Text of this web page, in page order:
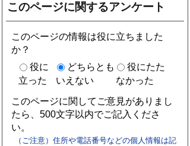
このページに関するアンケート
このページの情報は役に立ちました
か？
役に
立った
どちらとも
いえない
役にたた
なかった
このページに関してご意見がありまし
たら、500文字以内でご記入くださ
い。
（ご注意）住所や電話番号などの個人情報は記